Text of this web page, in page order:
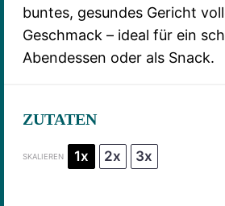
buntes, gesundes Gericht
Geschmack – ideal für ein
Abendessen oder als Snack.
ZUTATEN
SKALIEREN 1x 2x 3x